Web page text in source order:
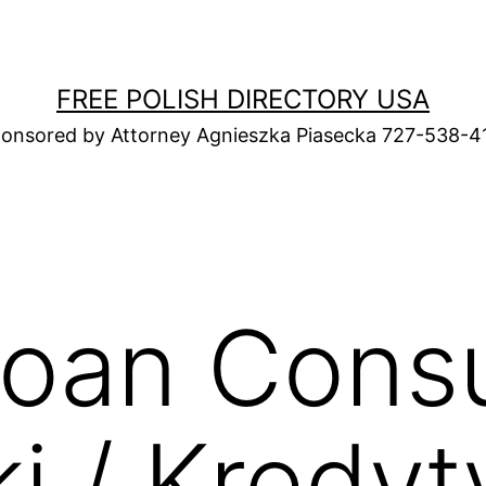
FREE POLISH DIRECTORY USA
by Attorney Agnieszka Piasecka 727-538-